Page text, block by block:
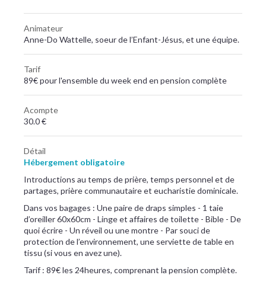
Animateur
Anne-Do Wattelle, soeur de l’Enfant-Jésus, et une équipe.
Tarif
89€ pour l'ensemble du week end en pension complète
Acompte
30.0 €
Détail
Hébergement obligatoire
Introductions au temps de prière, temps personnel et de
partages, prière communautaire et eucharistie dominicale.
​Dans vos bagages : Une paire de draps simples - 1 taie
d’oreiller 60x60cm - Linge et affaires de toilette - Bible - De
quoi écrire - Un réveil ou une montre - Par souci de
protection de l’environnement, une serviette de table en
tissu (si vous en avez une).
Tarif : 89€ les 24heures, comprenant la pension complète.